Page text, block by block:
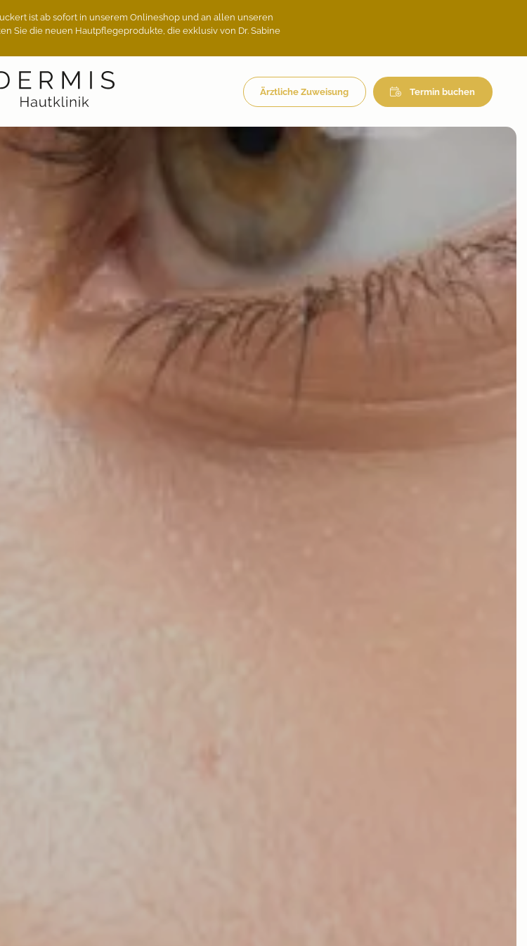
ist ab sofort in unserem Onlineshop und an allen unseren
Sie die neuen Hautpflegeprodukte, die exklusiv von Dr. Sabine
Ärztliche Zuweisung Termin buchen